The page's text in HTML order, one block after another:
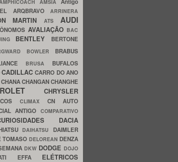
AMSIA Antigo
ARQBRAVO ARRINERA
MARTINATS AUDI
AVALIAÇÃO BAC
BENTLEY BERTONE
BOWLER BRABUS
BRUSA BUFALOS
CADILLACCARRO DO ANO
CHANACHANGANCHANGHE
CHRYSLER
CLIMAX CN AUTO
ANTIGOCOMPARATIVO
DACIA
DAIHATSU DAIMLER
TOMASO DELOREAN DENZA
DKW DODGE DOJO
EFFA ELÉTRICOS